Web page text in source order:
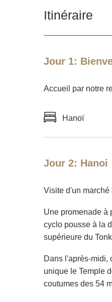
Itinéraire
Jour 1:
Accueil par notre
Hanoï
Jour 2: Hanoi
Visite d'un marché
Une promenade à
cyclo pousse à la
supérieure du
Dans l'après-midi,
unique le Temple
coutumes des 54